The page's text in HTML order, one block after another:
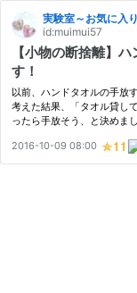
実験室～お気に入
id:muimui57
【小物の断捨離】
す！
以前、ハンドタオルの手放
考えた結果、「タオル貸し
ったら手放そう、と決めま
りで手放せなかったもので
2016-10-09 08:00